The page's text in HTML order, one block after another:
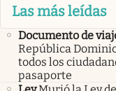
Las más leídas
Documento de
República
todos los
pasaporte